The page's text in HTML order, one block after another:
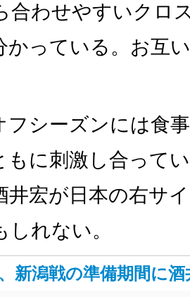
合わせやすいクロ
かっている。お互
シーズンには食
もに刺激し合って
井宏が日本の右サ
れない。
新潟戦の準備期間に